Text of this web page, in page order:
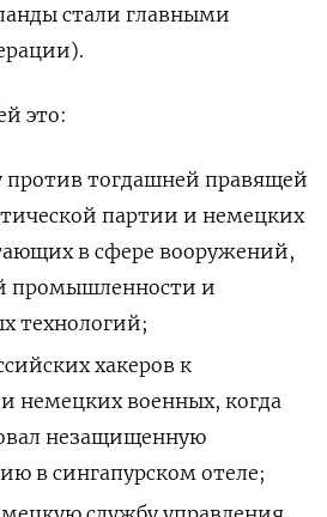
стали главными
это:
против тогдашней правящей
партии и немецких
в сфере вооружений,
промышленности и
технологий;
хакеров к
немецких военных, когда
незащищенную
в сингапурском отеле;